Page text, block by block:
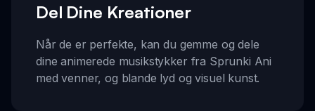
Del Dine Kreationer
Når de er perfekte, kan du gemme og dele
dine animerede musikstykker fra Sprunki Ani
med venner, og blande lyd og visuel kunst.